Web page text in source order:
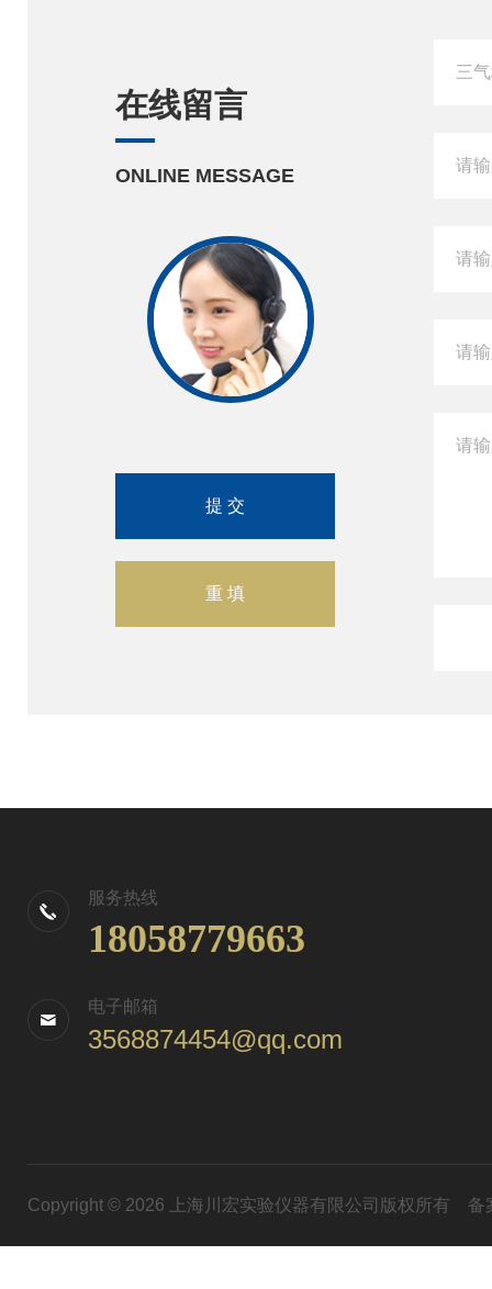
在线留言
ONLINE MESSAGE
服务热线
18058779663
电子邮箱
3568874454@qq.com
Copyright © 2026 上海川宏实验仪器有限公司版权所有 备